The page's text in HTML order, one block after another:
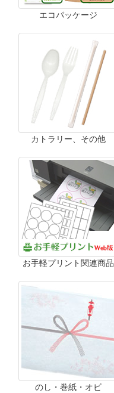
エコパッケージ
カトラリー、その他
お手軽プリント関連商品
のし・巻紙・オビ